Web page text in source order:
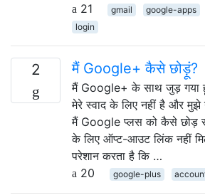
21
gmail google-apps
login
2 मैं Google+ कैसे छोड़ूं?
मैं Google+ के साथ जुड़ गया
मेरे स्वाद के लिए नहीं है और मुझे
मैं Google प्लस को कैसे छोड़
के लिए ऑप्ट-आउट लिंक नहीं
परेशान करता है कि …
20
google-plus